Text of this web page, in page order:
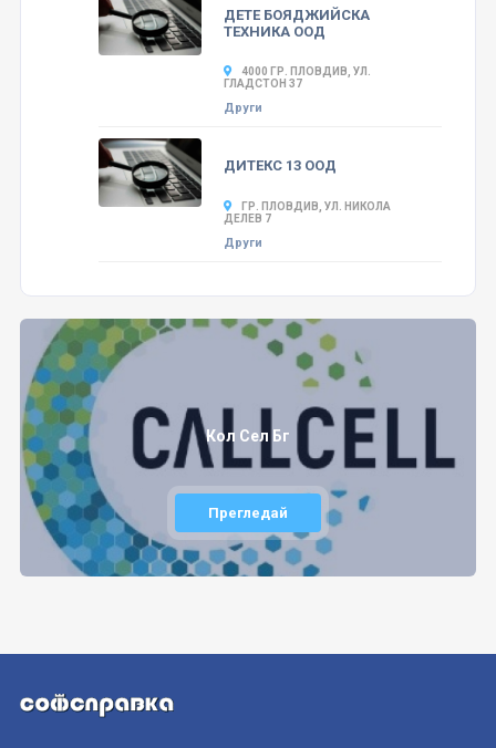
ДЕТЕ БОЯДЖИЙСКА
ТЕХНИКА ООД
4000 ГР. ПЛОВДИВ, УЛ.
ГЛАДСТОН 37
Други
ДИТЕКС 13 ООД
ГР. ПЛОВДИВ, УЛ. НИКОЛА
ДЕЛЕВ 7
Други
Кол Сел Бг
Прегледай